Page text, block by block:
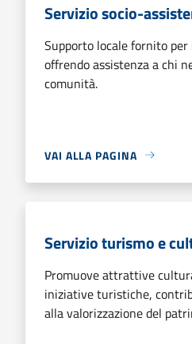
Servizio socio-
Supporto locale fornito per
offrendo assistenza a chi
comunità.
VAI ALLA PAGINA
Servizio turismo e
Promuove attrattive
iniziative turistiche,
alla valorizzazione del